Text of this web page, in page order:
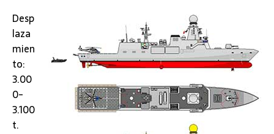
Desp
laza
mien
to:
3.00
0-
3.100
t.